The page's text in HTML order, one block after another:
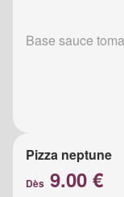
Base sauce
Pizza neptune
Dès 9.00 €